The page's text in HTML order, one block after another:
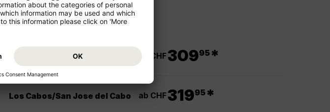
Barbados ab CHF30995 *
Los Cabos/San Jose del Cabo ab CHF31995 *